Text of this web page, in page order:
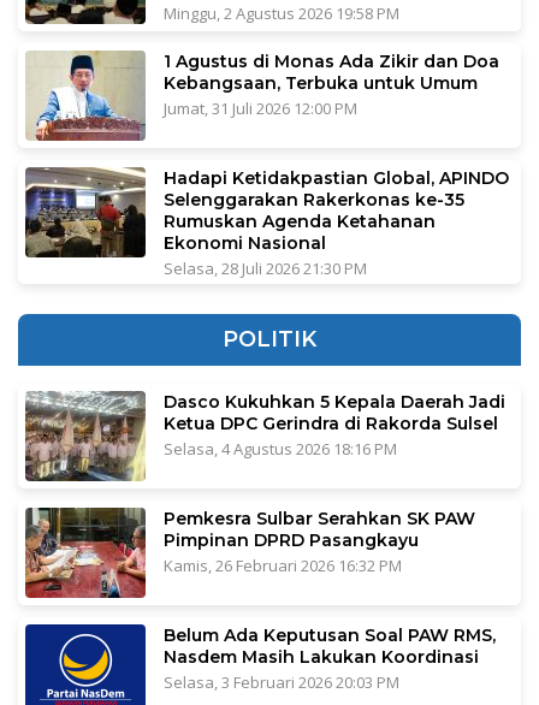
Minggu, 2 Agustus 2026 19:58 PM
1 Agustus di Monas Ada Zikir dan Doa
Kebangsaan, Terbuka untuk Umum
Jumat, 31 Juli 2026 12:00 PM
Hadapi Ketidakpastian Global, APINDO
Selenggarakan Rakerkonas ke-35
Rumuskan Agenda Ketahanan
Ekonomi Nasional
Selasa, 28 Juli 2026 21:30 PM
POLITIK
Dasco Kukuhkan 5 Kepala Daerah Jadi
Ketua DPC Gerindra di Rakorda Sulsel
Selasa, 4 Agustus 2026 18:16 PM
Pemkesra Sulbar Serahkan SK PAW
Pimpinan DPRD Pasangkayu
Kamis, 26 Februari 2026 16:32 PM
Belum Ada Keputusan Soal PAW RMS,
Nasdem Masih Lakukan Koordinasi
Selasa, 3 Februari 2026 20:03 PM